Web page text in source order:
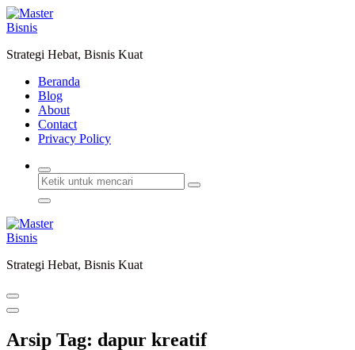
Lewati
ke
Strategi Hebat, Bisnis Kuat
Beranda
Blog
About
Contact
Privacy Policy
Strategi Hebat, Bisnis Kuat
Arsip Tag: dapur kreatif